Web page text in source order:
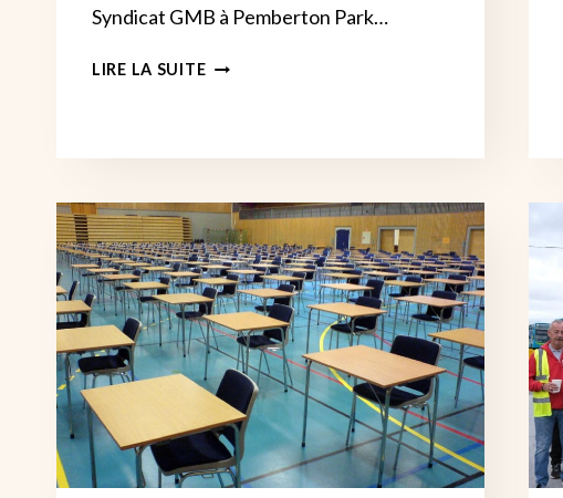
Syndicat GMB à Pemberton Park…
LIRE LA SUITEGRÈVE
PEMBERTON
À
WIGAN